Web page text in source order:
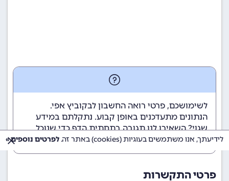
לשימושכם, פרטי רואה החשבון לבקוביץ אפי.
הנתונים מתעדכנים באופן קבוע. נתקלתם במידע
שגוי? השאירו לנו תגובה בתחתית הדף כדי שנוכל
לטפל בבעיה בהקדם.
פרטי התקשרות
לידיעתך, אנו משתמשים בעוגיות (cookies) באתר זה. לפרטים נוספים »